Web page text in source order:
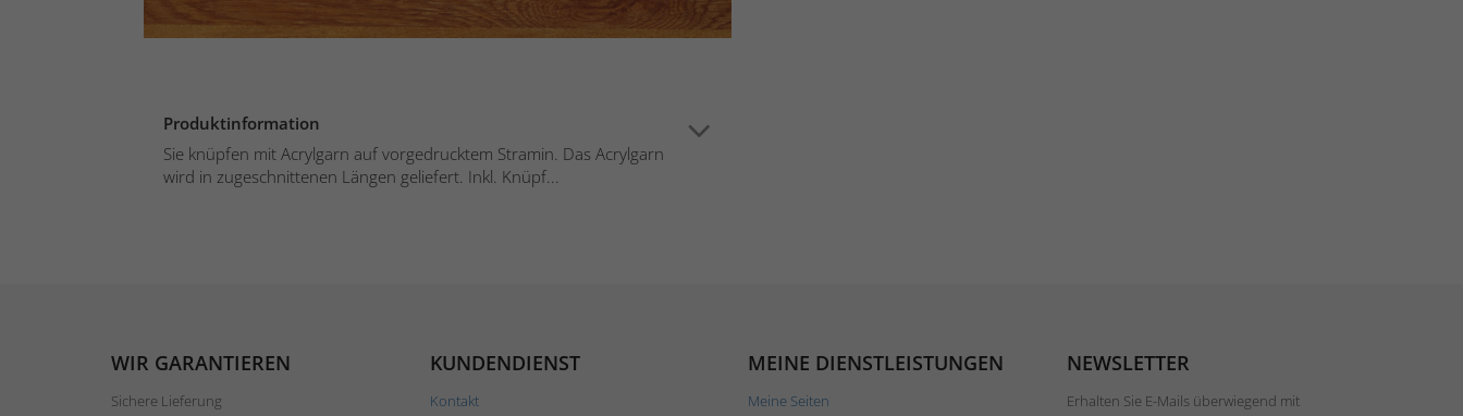
Produktinformation
Sie knüpfen mit Acrylgarn auf vorgedrucktem Stramin. Das Acrylgarn
wird in zugeschnittenen Längen geliefert. Inkl. Knüpf...
WIR GARANTIEREN
Sichere Lieferung
KUNDENDIENST
Kontakt
MEINE DIENSTLEISTUNGEN
Meine Seiten
NEWSLETTER
Erhalten Sie E-Mails überwiegend mit